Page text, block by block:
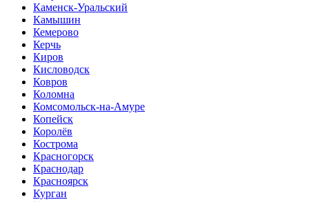
Каменск-Уральский
Камышин
Кемерово
Керчь
Киров
Кисловодск
Ковров
Коломна
Комсомольск-на-Амуре
Копейск
Королёв
Кострома
Красногорск
Краснодар
Красноярск
Курган